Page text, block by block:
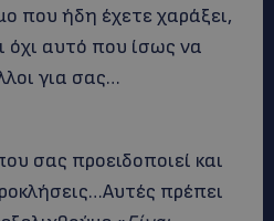
που ήδη έχετε χαράξει,
όχι αυτό που ίσως να
για σας…
σας προειδοποιεί και
πρέπει